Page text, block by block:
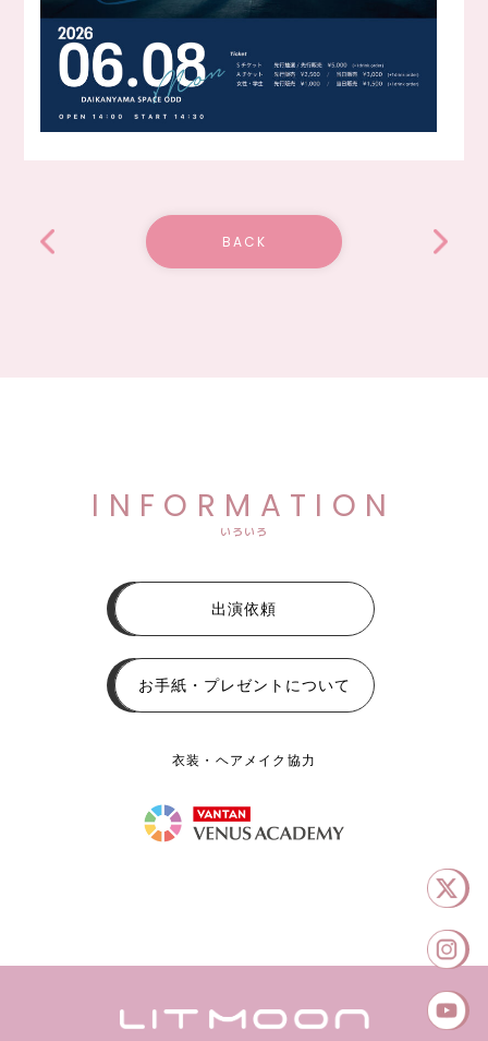
BACK
INFORMATION
いろいろ
出演依頼
お手紙・プレゼントについて
衣装・ヘアメイク協力